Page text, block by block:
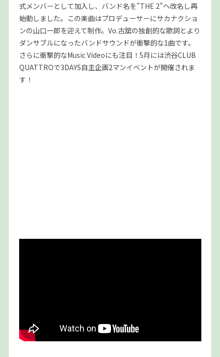
式メンバーとして加入し、バンド名を"THE 2"へ改名し再
始動しました。この楽曲はプロデューサーにサカナクショ
ンの山口一郎を迎えて制作。Vo.古舘の独創的な歌詞とより
ダンサブルになったバンドサウンドが衝撃的な1曲です。
さらに衝撃的なMusic Videoにも注目！5月には渋谷CLUB
QUATTROで3DAYS自主企画2マンイベントが開催されま
す！